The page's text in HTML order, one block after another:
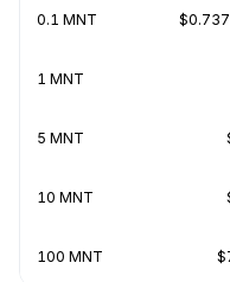
0.1 MNT
1 MNT
5 MNT
10 MNT
100 MNT